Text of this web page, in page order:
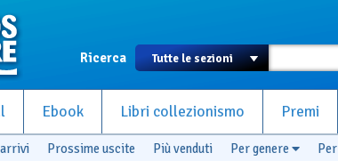
Ricerca
Ebook Libri collezionismo Premi
Prossime uscite Più venduti Per genere